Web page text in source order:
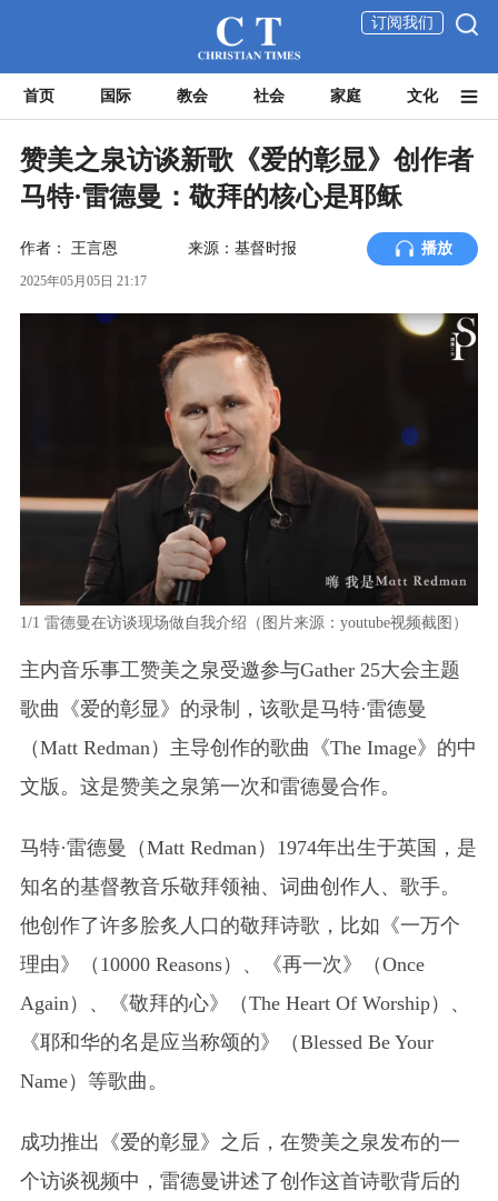
订阅我们
首页 国际 教会 社会 家庭 文化
赞美之泉访谈新歌《爱的彰显》创作者
马特·雷德曼：敬拜的核心是耶稣
作者： 王言恩 来源：基督时报 播放
2025年05月05日 21:17
1/1 雷德曼在访谈现场做自我介绍（图片来源：youtube视频截图）
主内音乐事工赞美之泉受邀参与Gather 25大会主题
歌曲《爱的彰显》的录制，该歌是马特·雷德曼
（Matt Redman）主导创作的歌曲《The Image》的中
文版。这是赞美之泉第一次和雷德曼合作。
马特·雷德曼（Matt Redman）1974年出生于英国，是
知名的基督教音乐敬拜领袖、词曲创作人、歌手。
他创作了许多脍炙人口的敬拜诗歌，比如《一万个
理由》（10000 Reasons）、《再一次》（Once
Again）、《敬拜的心》（The Heart Of Worship）、
《耶和华的名是应当称颂的》（Blessed Be Your
Name）等歌曲。
成功推出《爱的彰显》之后，在赞美之泉发布的一
个访谈视频中，雷德曼讲述了创作这首诗歌背后的